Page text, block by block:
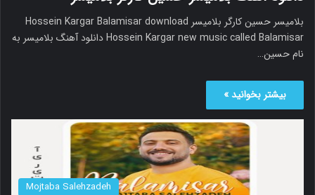
بلامیسر حسین کارگر بلامیسر Hossein Kargar Balamisar download
Hossein Kargar new music called Balamisar دانلود آهنگ بلامیسر به
نام حسین…
بیشتر بخوانید »
Mojtaba Salehzadeh